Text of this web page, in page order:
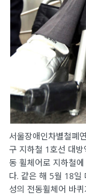
서울장애인차별철폐
구 지하철 1호선 대
동 휠체어로 지하철
다. 같은 해 5월 18일
성의 전동휠체어 바